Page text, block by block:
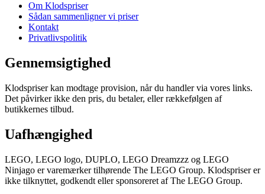
Om Klodspriser
Sådan sammenligner vi priser
Kontakt
Privatlivspolitik
Gennemsigtighed
Klodspriser kan modtage provision, når du handler via vores links.
Det påvirker ikke den pris, du betaler, eller rækkefølgen af
butikkernes tilbud.
Uafhængighed
LEGO, LEGO logo, DUPLO, LEGO Dreamzzz og LEGO
Ninjago er varemærker tilhørende The LEGO Group. Klodspriser er
ikke tilknyttet, godkendt eller sponsoreret af The LEGO Group.